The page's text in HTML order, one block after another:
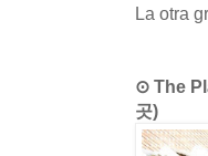
La otra
⊙ The
곳)